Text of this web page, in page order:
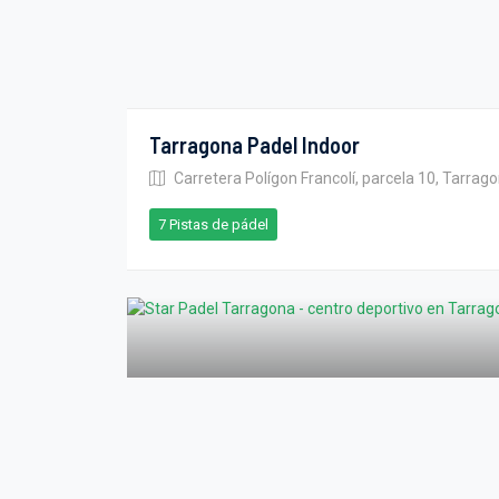
Tarragona Padel Indoor
Carretera Polígon Francolí, parcela 10,
7 Pistas de pádel